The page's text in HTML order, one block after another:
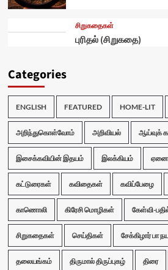
சிறுகதைகள்
புரிதல் (சிறுகதை)
Categories
ENGLISH FEATURED HOME-LIT
அறிந்துகொள்வோம் அறிவியல் ஆய்வுக்
இசைக்கவியின் இதயம் இலக்கியம்
கட்டுரைகள் கவிதைகள் கவிப்பேழை
காணொலி கிரேசி மொழிகள் கேள்வி-
சிறுகதைகள் செய்திகள் சேக்கிழார் பா
தலையங்கம் திருமால் திருப்புகழ் திரை